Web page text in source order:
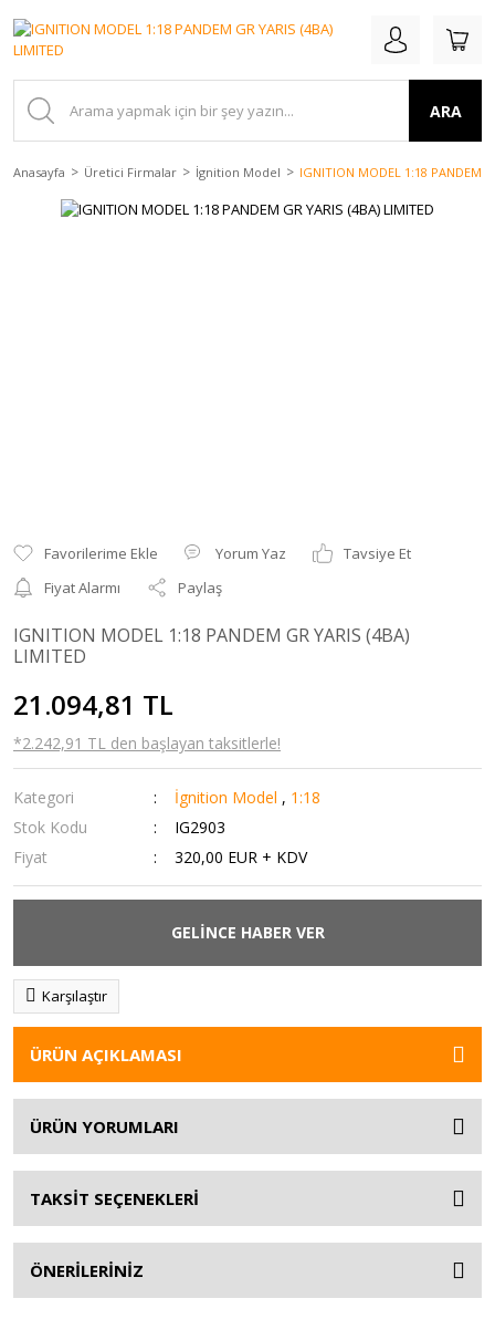
ARA
Anasayfa Üretici Firmalar İgnition Model IGNITION MODEL 1:18 PANDEM
Yorum Yaz
Tavsiye Et
Fiyat Alarmı
Paylaş
IGNITION MODEL 1:18 PANDEM GR YARIS (4BA)
LIMITED
21.094,81 TL
*2.242,91 TL den başlayan taksitlerle!
Kategori İgnition Model , 1:18
Stok Kodu
IG2903
Fiyat
320,00 EUR + KDV
GELİNCE HABER VER
Karşılaştır
ÜRÜN AÇIKLAMASI
ÜRÜN YORUMLARI
TAKSİT SEÇENEKLERİ
ÖNERİLERİNİZ